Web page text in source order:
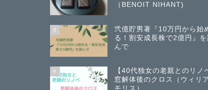
（BENOIT NIHANT)
8
弐億貯男著『10万円から始
る！割安成長株で2億円』を
んで
9
【40代独女の老親とのリノ
窓解体後のクロス（ウィリ
モリス）